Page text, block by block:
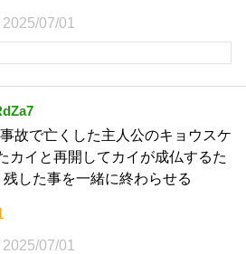
2025/07/01
故で亡くした主人公のキョウスケ
カイと再開してカイが成仏するた
した事を一緒に終わらせる
2025/07/01